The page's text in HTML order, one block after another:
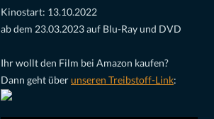
Kinostart: 13.10.2022
ab dem 23.03.2023 auf Blu-Ray und DVD
Ihr wollt den Film bei Amazon kaufen?
Dann geht überunseren Treibstoff-Link: